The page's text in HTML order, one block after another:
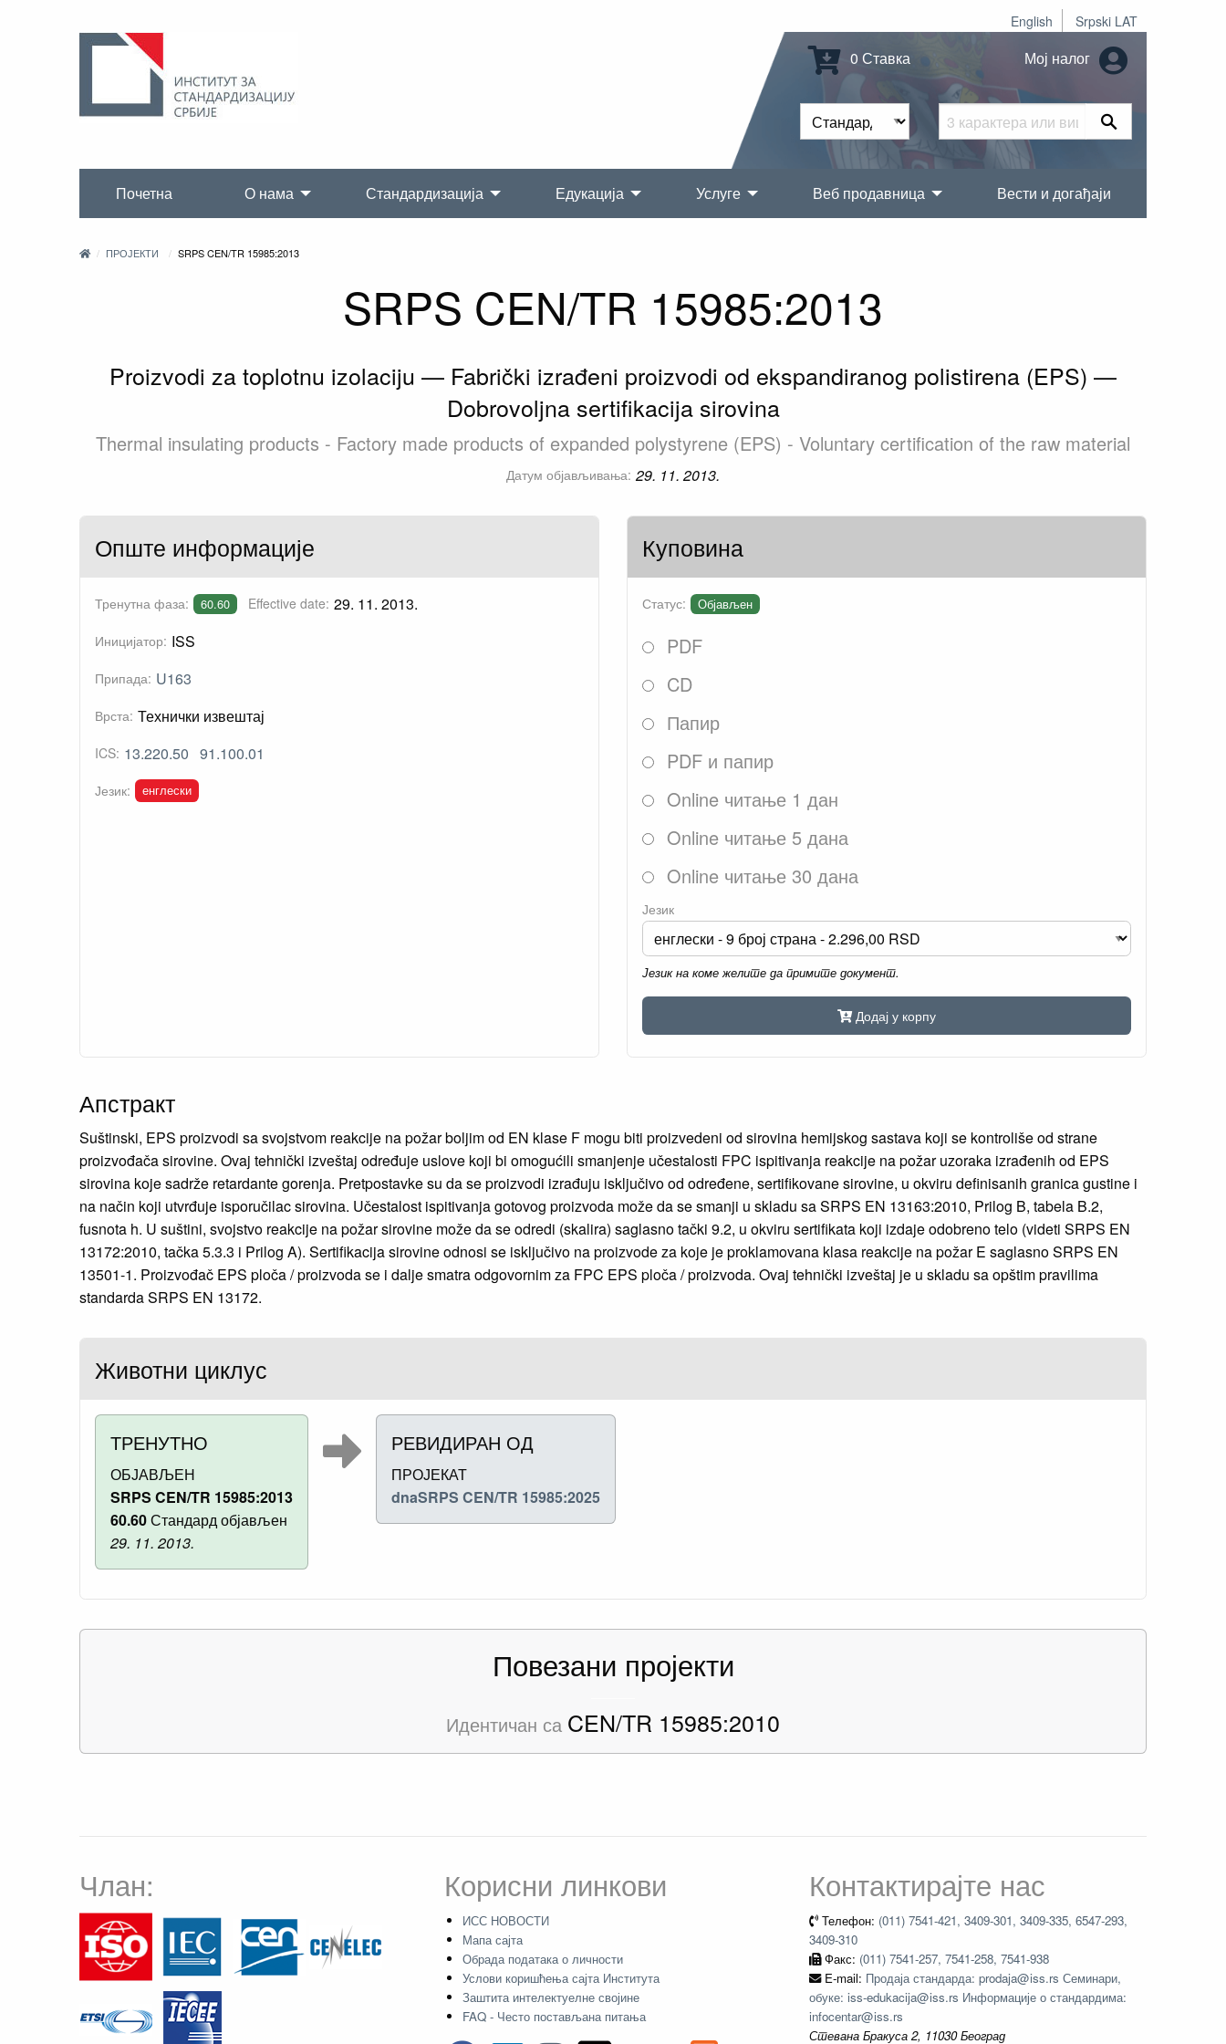
English Srpski LAT
0 Ставка Мој налог
Почетна О нама Стандардизација Едукација Услуге Веб продавница Вести и догађаји
ПРОЈЕКТИ SRPS CEN/TR 15985:2013
SRPS CEN/TR 15985:2013
Proizvodi za toplotnu izolaciju — Fabrički izrađeni proizvodi od ekspandiranog polistirena (EPS) —
Dobrovoljna sertifikacija sirovina
Thermal insulating products - Factory made products of expanded polystyrene (EPS) - Voluntary certification of the raw material
Датум објављивања: 29. 11. 2013.
Опште информације
Тренутна фаза: 60.60 Effective date: 29. 11. 2013.
Иницијатор: ISS
Припада: U163
Врста: Технички извештај
ICS: 13.220.50 91.100.01
Језик: енглески
Куповина
Статус: Објављен
PDF
CD
Папир
PDF и папир
Online читање 1 дан
Online читање 5 дана
Online читање 30 дана
Језик
Језик на коме желите да примите документ.
Додај у корпу
Апстракт
Suštinski, EPS proizvodi sa svojstvom reakcije na požar boljim od EN klase F mogu biti proizvedeni od sirovina hemijskog sastava koji se kontroliše od strane
proizvođača sirovine. Ovaj tehnički izveštaj određuje uslove koji bi omogućili smanjenje učestalosti FPC ispitivanja reakcije na požar uzoraka izrađenih od EPS
sirovina koje sadrže retardante gorenja. Pretpostavke su da se proizvodi izrađuju isključivo od određene, sertifikovane sirovine, u okviru definisanih granica gustine i
na način koji utvrđuje isporučilac sirovina. Učestalost ispitivanja gotovog proizvoda može da se smanji u skladu sa SRPS EN 13163:2010, Prilog B, tabela B.2,
fusnota h. U suštini, svojstvo reakcije na požar sirovine može da se odredi (skalira) saglasno tački 9.2, u okviru sertifikata koji izdaje odobreno telo (videti SRPS EN
13172:2010, tačka 5.3.3 i Prilog A). Sertifikacija sirovine odnosi se isključivo na proizvode za koje je proklamovana klasa reakcije na požar E saglasno SRPS EN
13501-1. Proizvođač EPS ploča / proizvoda se i dalje smatra odgovornim za FPC EPS ploča / proizvoda. Ovaj tehnički izveštaj je u skladu sa opštim pravilima
standarda SRPS EN 13172.
Животни циклус
ТРЕНУТНО
ОБЈАВЉЕН
SRPS CEN/TR 15985:2013
60.60Стандард објављен
29. 11. 2013.
РЕВИДИРАН ОД
ПРОЈЕКАТ
dnaSRPS CEN/TR 15985:2025
Повезани пројекти
Идентичан са CEN/TR 15985:2010
Члан: Корисни линкови
ИСС НОВОСТИ
Мапа сајта
Обрада података о личности
Услови коришћења сајта Института
Заштита интелектуелне својине
FAQ - Често постављана питања
Контактирајте нас
Телефон: (011) 7541-421, 3409-301, 3409-335, 6547-293,
3409-310
Факс: (011) 7541-257, 7541-258, 7541-938
E-mail: Продаја стандарда: prodaja@iss.rs Семинари,
обуке: iss-edukacija@iss.rs Информације о стандардима:
infocentar@iss.rs
Стевана Бракуса 2, 11030 Београд